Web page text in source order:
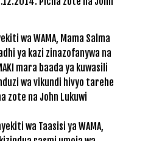
wa WAMA, Mama Salma
ya kazi zinazofanywa na
mara baada ya kuwasili
wa vikundi hivyo tarehe
zote na John Lukuwi